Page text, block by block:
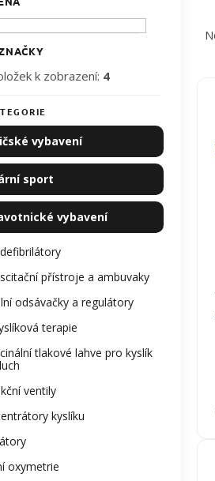
k zobrazení: 4
vybavení
sport
vybavení
přístroje a ambuvaky
odsávačky a regulátory
terapie
tlakové lahve pro kyslík
ventily
kyslíku
oxymetrie